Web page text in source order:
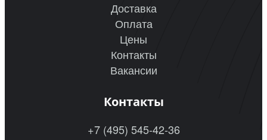
Доставка
Оплата
Цены
Контакты
Вакансии
Контакты
+7 (495) 545-42-36